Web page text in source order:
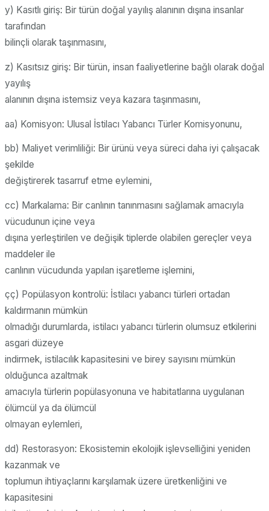
y) Kasıtlı giriş: Bir türün doğal yayılış alanının dışına insanlar
tarafından
bilinçli olarak taşınmasını,
z) Kasıtsız giriş: Bir türün, insan faaliyetlerine bağlı olarak doğal
yayılış
alanının dışına istemsiz veya kazara taşınmasını,
aa) Komisyon: Ulusal İstilacı Yabancı Türler Komisyonunu,
bb) Maliyet verimliliği: Bir ürünü veya süreci daha iyi çalışacak
şekilde
değiştirerek tasarruf etme eylemini,
cc) Markalama: Bir canlının tanınmasını sağlamak amacıyla
vücudunun içine veya
dışına yerleştirilen ve değişik tiplerde olabilen gereçler veya
maddeler ile
canlının vücudunda yapılan işaretleme işlemini,
çç) Popülasyon kontrolü: İstilacı yabancı türleri ortadan
kaldırmanın mümkün
olmadığı durumlarda, istilacı yabancı türlerin olumsuz etkilerini
asgari düzeye
indirmek, istilacılık kapasitesini ve birey sayısını mümkün
olduğunca azaltmak
amacıyla türlerin popülasyonuna ve habitatlarına uygulanan
ölümcül ya da ölümcül
olmayan eylemleri,
dd) Restorasyon: Ekosistemin ekolojik işlevselliğini yeniden
kazanmak ve
toplumun ihtiyaçlarını karşılamak üzere üretkenliğini ve
kapasitesini